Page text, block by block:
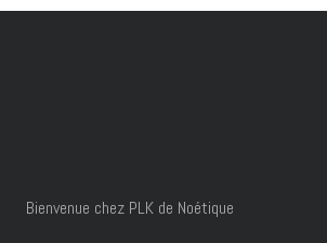
Bienvenue chez PLK de Noétique